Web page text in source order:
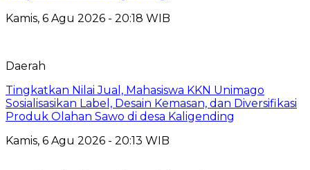
Kamis, 6 Agu 2026 - 20:18 WIB
Daerah
Tingkatkan Nilai Jual, Mahasiswa KKN Unimago
Sosialisasikan Label, Desain Kemasan, dan Diversifikasi
Produk Olahan Sawo di desa Kaligending
Kamis, 6 Agu 2026 - 20:13 WIB